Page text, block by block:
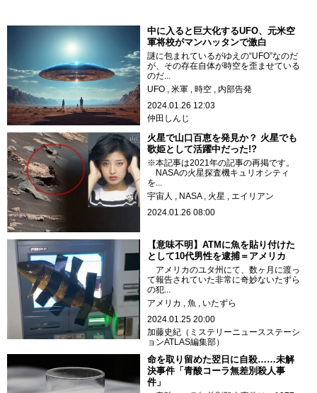
中に入ると巨大化するUFO、元米空
軍将校がマンハッタンで激白
謎に包まれているがゆえの“UFO”なのだ
が、その存在自体が時空を歪ませている
のだ...
UFO
米軍 時空
内部告発
2024.01.26 12:03
仲田しんじ
火星で山口百恵を発見か？ 火星でも
歌姫として活躍中だった!?
※本記事は2021年の記事の再掲です。
NASAの火星探査機キュリオシティ
を...
宇宙人
NASA 火星
エイリアン
2024.01.26 08:00
【意味不明】ATMに魚を貼り付けた
として10代男性を逮捕＝アメリカ
アメリカのユタ州にて、数ヶ月に渡っ
て報告されていた非常に奇妙ないたずら
の犯...
アメリカ
魚
いたずら
2024.01.25 20:00
加藤史紀（ミステリーニュースステーシ
ョンATLAS編集部）
命を取り留めた翌日に自殺……未解
決事件「青酸コーラ無差別殺人事
件」